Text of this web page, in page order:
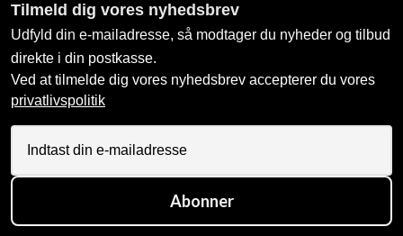
Tilmeld dig vores nyhedsbrev
Udfyld din e-mailadresse, så modtager du nyheder og tilbud
direkte i din postkasse.
Ved at tilmelde dig vores nyhedsbrev accepterer du vores
privatlivspolitik
Abonner